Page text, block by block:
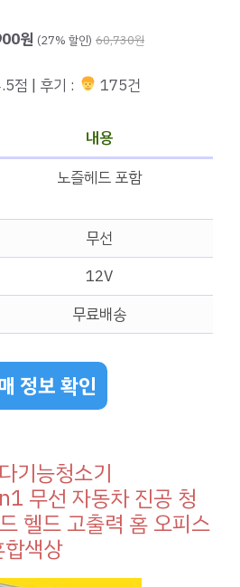
원 (27% 할인) 60,730원
점 | 후기 : 175건
내용
노즐헤드 포함
무선
12V
무료배송
정보 확인
기능청소기
무선 자동차 진공 청
헬드 고출력 홈 오피스
색상